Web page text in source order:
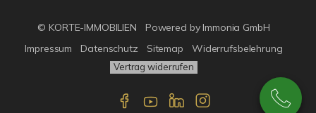
© KORTE-IMMOBILIEN
Powered by Immonia GmbH
Impressum
Datenschutz Sitemap Widerrufsbelehrung
Vertrag widerrufen